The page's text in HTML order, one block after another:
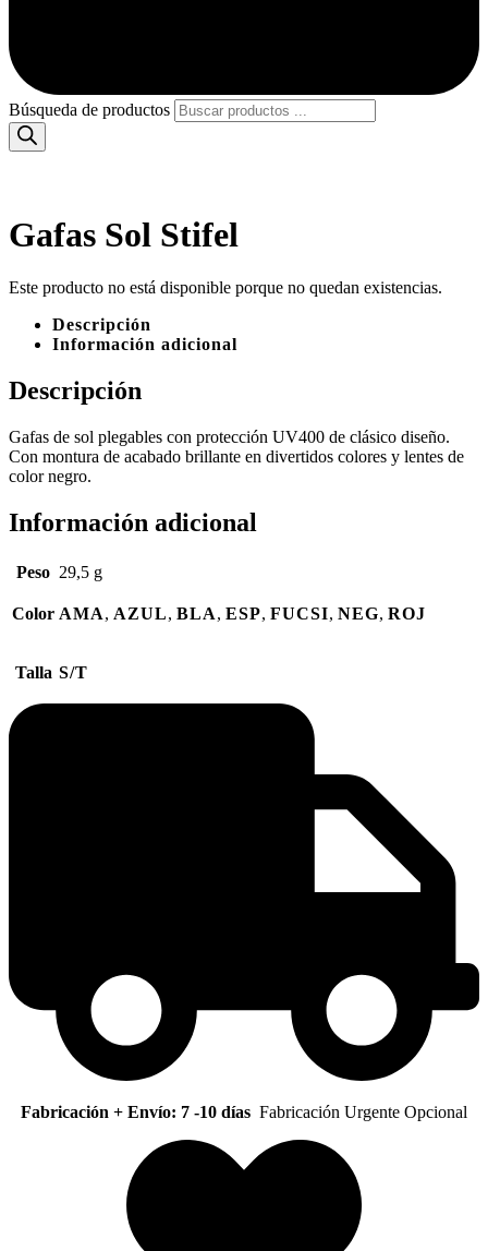
Búsqueda de productos
Gafas Sol Stifel
Este producto no está disponible porque no quedan existencias.
Descripción
Información adicional
Descripción
Gafas de sol plegables con protección UV400 de clásico diseño.
Con montura de acabado brillante en divertidos colores y lentes de
color negro.
Información adicional
Peso 29,5 g
Color AMA, AZUL, BLA, ESP, FUCSI, NEG, ROJ
Talla S/T
Fabricación + Envío: 7 -10 días Fabricación Urgente Opcional